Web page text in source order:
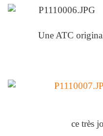
Une ATC
ce très